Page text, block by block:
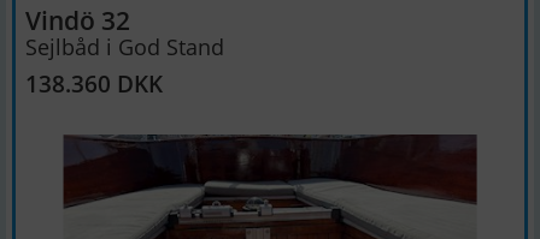
Vindö 32
Sejlbåd i God Stand
138.360 DKK